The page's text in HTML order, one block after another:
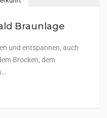
Braunlage
und entspannen, auch
Brocken, dem